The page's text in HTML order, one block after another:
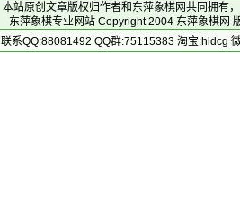
本站原创文章版权归作者和 东萍象棋网共同拥有
东萍象棋专业网站 Copyright 2004 东萍象棋网
联系QQ:88081492 QQ群:75115383 淘宝:hldcg